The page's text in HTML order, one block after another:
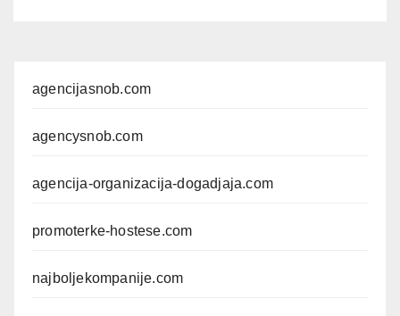
agencijasnob.com
agencysnob.com
agencija-organizacija-dogadjaja.com
promoterke-hostese.com
najboljekompanije.com